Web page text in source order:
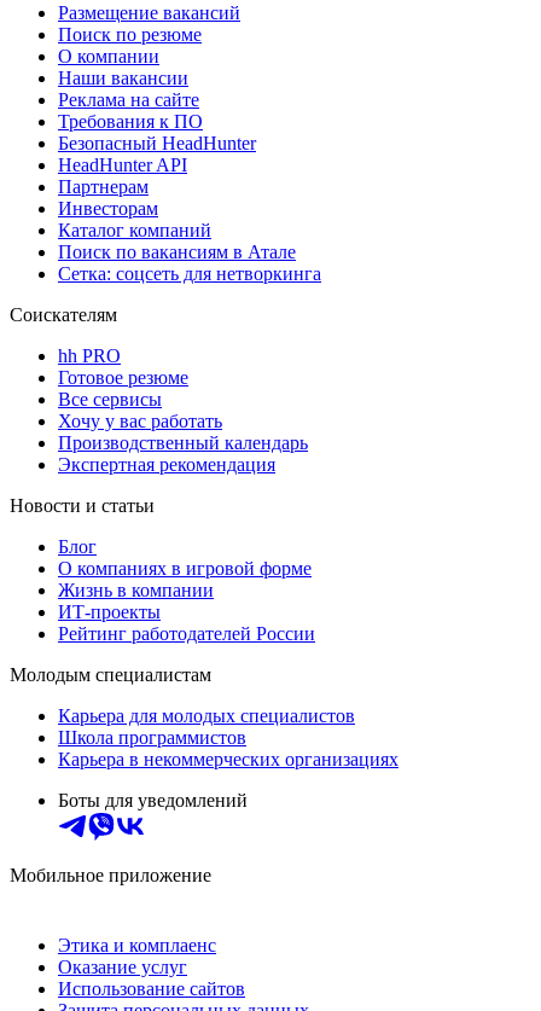
Размещение вакансий
Поиск по резюме
О компании
Наши вакансии
Реклама на сайте
Требования к ПО
Безопасный HeadHunter
HeadHunter API
Партнерам
Инвесторам
Каталог компаний
Поиск по вакансиям в Атале
Сетка: соцсеть для нетворкинга
Соискателям
hh PRO
Готовое резюме
Все сервисы
Хочу у вас работать
Производственный календарь
Экспертная рекомендация
Новости и статьи
Блог
О компаниях в игровой форме
Жизнь в компании
ИТ-проекты
Рейтинг работодателей России
Молодым специалистам
Карьера для молодых специалистов
Школа программистов
Карьера в некоммерческих организациях
Боты для уведомлений
Мобильное приложение
Этика и комплаенс
Оказание услуг
Использование сайтов